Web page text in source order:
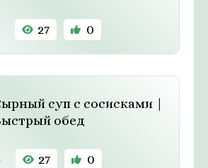
27 0
суп с сосисками |
обед
27 0